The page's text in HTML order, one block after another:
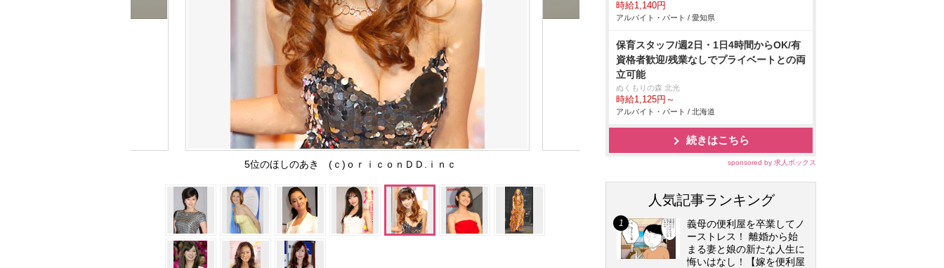
5位のほしのあき (ｃ)ｏｒｉｃｏｎＤＤ.ｉｎｃ
時給1,140円
アルバイト・パート / 愛知県
保育スタッフ/週2日・1日4時間からOK/有
資格者歓迎/残業なしでプライベートとの両
立可能
ぬくもりの森 北光
時給1,125円～
アルバイト・パート / 北海道
続きはこちら
sponsored by 求人ボックス
人気記事ランキング
義母の便利屋を卒業してノ
ーストレス！ 離婚から始
まる妻と娘の新たな人生に
悔いはなし！【嫁を便利屋